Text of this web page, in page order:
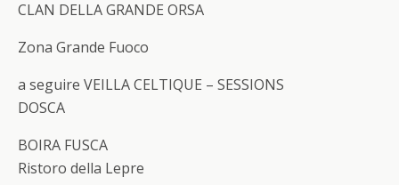
CLAN DELLA GRANDE ORSA
Zona Grande Fuoco
a seguire VEILLA CELTIQUE – SESSIONS
DOSCA
BOIRA FUSCA
Ristoro della Lepre